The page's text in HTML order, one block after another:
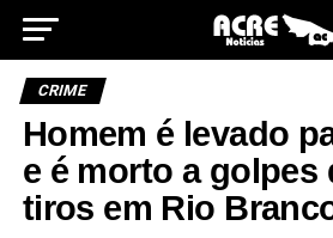
CRIME
Homem é levado
e é morto a golpes
tiros em Rio